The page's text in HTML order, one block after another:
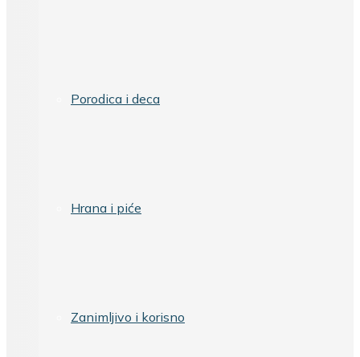
Porodica i deca
Hrana i piće
Zanimljivo i korisno